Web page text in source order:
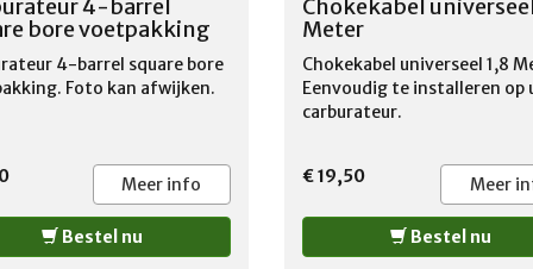
4-barrel
bore voetpakking
4-barrel square bore
Foto kan afwijken.
Meer info
Bestel nu
Chokekabel
Meter
Chokekabel universeel 1,8
Eenvoudig te installeren op
carburateur.
€ 19,50 Meer
Bestel nu